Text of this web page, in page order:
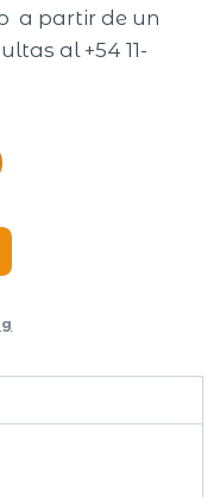
a partir de un
al +54 11-